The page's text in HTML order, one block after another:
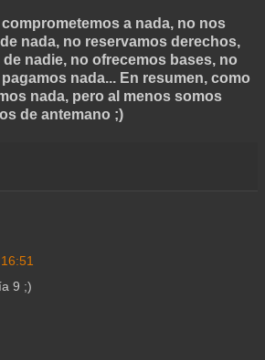
a nada, no nos
nada, no reservamos derechos,
nadie, no ofrecemos bases, no
nada... En resumen, como
nada, pero al menos somos
de antemano ;)
9 ;)